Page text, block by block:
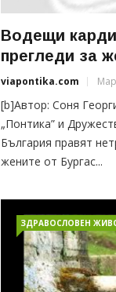
Водещи
прегледи за
viapontika.com
[b]Автор: Соня
„Понтика” и
България правят
жените от Бургас...
ЗДРАВОСЛОВЕН